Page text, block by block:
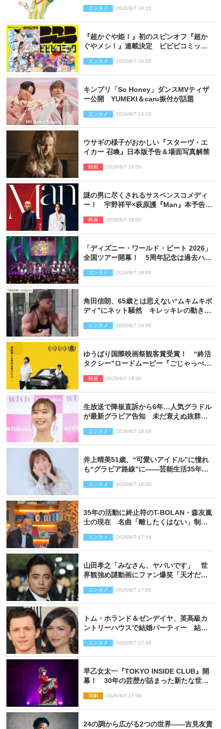
エンタメ 2026/8/7 18:15
『超かぐや姫！』初のスピンオフ『超か
ぐやメシ！』連載決定 ビビビコミック
エンタメ 2026/8/7 18:05
キンプリ「So Honey」ダンスMVティザ
ー公開 YUMEKI＆caru振付が話題
エンタメ 2026/8/7 18:00
ウサギの様子がおかしい『スターヴ・エ
イカー 召喚』日本版予告＆場面写真解禁
映画 2026/8/7 18:00
謎の男に尽くされるサスペンスコメディ
ー！ 宇野祥平×萩原護『Man』本予告＆
映画 2026/8/7 18:00
「ディズニー・ワールド・ビート 2026」
全国ツアー開幕！ 5周年記念は過去ハイ
ポート】
エンタメ 2026/8/7 18:00
角田信朗、65歳とは思えない“ムキムキボ
ディ”にネット騒然 キレッキレの動きを
エンタメ 2026/8/7 18:00
ゆうばり国際映画祭観客賞受賞！ “終活
タクシー”ロードムービー『ごじゃっぺタ
映画 2026/8/7 18:00
生放送で降板直訴から6年…人気グラドル
が最新グラビア告知 未だ衰えぬ抜群ス
エンタメ 2026/8/7 18:00
井上晴美51歳、“可愛いアイドル”に憧れ
も“グラビア路線”に――芸能生活35年を
エンタメ 2026/8/7 18:00
35年の活動に終止符のT-BOLAN・森友嵐
士の現在 名曲「離したくはない」制作
エンタメ 2026/8/7 17:54
山田孝之「みなさん、ヤバいです」 世
界観強め謎動画にファン爆笑「天才だ
エンタメ 2026/8/7 17:00
トム・ホランド＆ゼンデイヤ、英高級カ
ントリーハウスで結婚パーティー 結婚
エンタメ 2026/8/7 17:00
早乙女太一『TOKYO INSIDE CLUB』開
幕！ 30年の芸歴が詰まった新たな世界
演劇 2026/8/7 17:00
24の調から広がる2つの世界――吉見友貴